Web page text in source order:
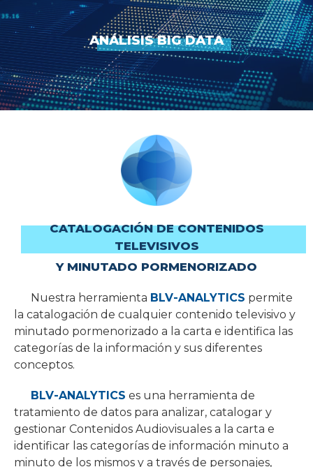
ANÁLISIS BIG DATA
CATALOGACIÓN DE CONTENIDOS
TELEVISIVOS
Y MINUTADO PORMENORIZADO
Nuestra herramienta BLV-ANALYTICS permite
la catalogación de cualquier contenido televisivo y
minutado pormenorizado a la carta e identifica las
categorías de la información y sus diferentes
conceptos.
BLV-ANALYTICS es una herramienta de
tratamiento de datos para analizar, catalogar y
gestionar Contenidos Audiovisuales a la carta e
identificar las categorías de información minuto a
minuto de los mismos y a través de personajes,